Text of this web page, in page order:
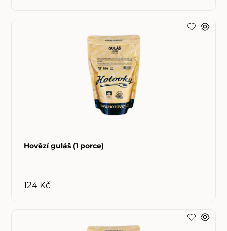
Hovězí guláš (1 porce)
124 Kč